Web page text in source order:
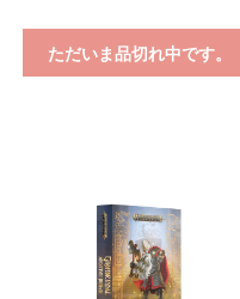
ただいま品切れ中です。